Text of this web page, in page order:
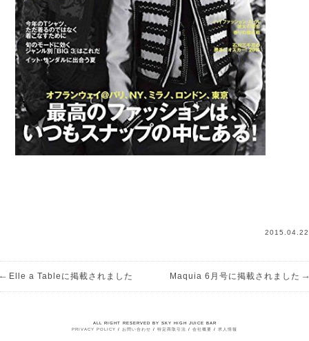
2015.04.22
← Elle a Tableに掲載されました Maquia 6月号に掲載されました →
ALL RIGHT RESERVED BY SKY HIGH JUICE BAR
PRIVACY POLICY / お問い合わせ / 特定商取引法 / 会社概要 / 求人情報